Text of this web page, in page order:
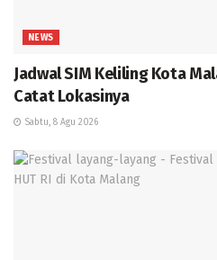
NEWS
Jadwal SIM Keliling Kota
Catat Lokasinya
Sabtu, 8 Agu 2026